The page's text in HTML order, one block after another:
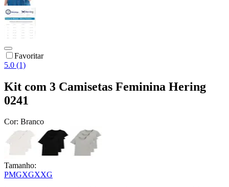
Favoritar
5.0 (1)
Kit com 3 Camisetas Feminina Hering
0241
Cor: Branco
Tamanho:
PMGXGXXG